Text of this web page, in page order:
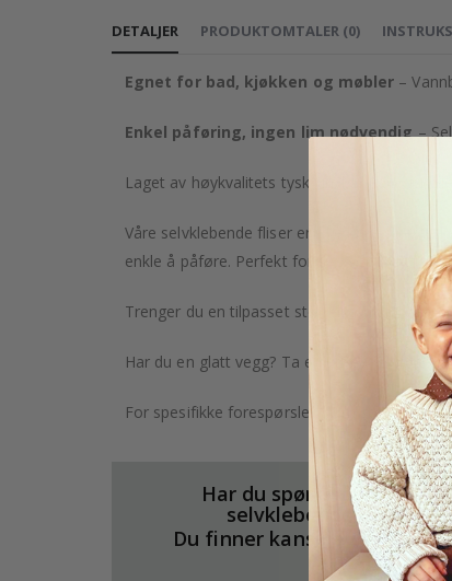
DETALJER
Egnet for bad, kjøkken og møbler –
Enkel påføring, ingen lim nødvendig–
Laget av høykvalitets tysk vinyl, med svært
Våre selvklebende fliser er ikke bare
enkle å påføre. Perfekt for deg som vil gi
Trenger du en tilpasset størrelse? Klikk på
Har du en glatt vegg? Ta en titt på vår
For spesifikke forespørsler, som større
PRODUKTOMTALER (0)
Har du spørsmål om våre
selvklebende fliser?
Du finner kanskje svarene